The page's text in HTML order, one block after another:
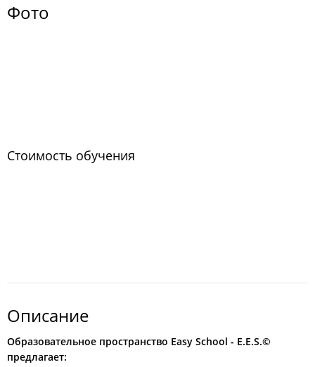
Фото
Стоимость обучения
Описание
Образовательное пространство Easy School - E.E.S.©
предлагает: